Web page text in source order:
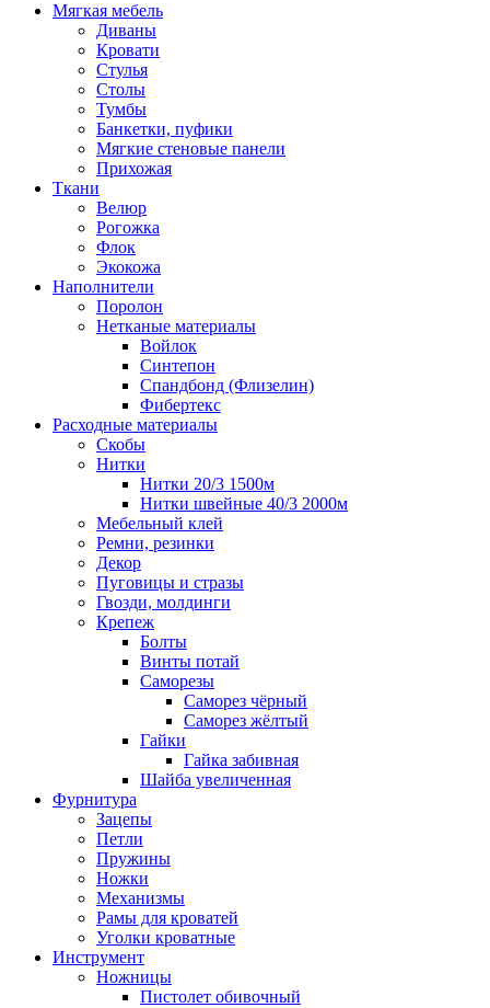
Мягкая мебель
Диваны
Кровати
Стулья
Столы
Тумбы
Банкетки, пуфики
Мягкие стеновые панели
Прихожая
Ткани
Велюр
Рогожка
Флок
Экокожа
Наполнители
Поролон
Нетканые материалы
Войлок
Синтепон
Спандбонд (Флизелин)
Фибертекс
Расходные материалы
Скобы
Нитки
Нитки 20/3 1500м
Нитки швейные 40/3 2000м
Мебельный клей
Ремни, резинки
Декор
Пуговицы и стразы
Гвозди, молдинги
Крепеж
Болты
Винты потай
Саморезы
Саморез чёрный
Саморез жёлтый
Гайки
Гайка забивная
Шайба увеличенная
Фурнитура
Зацепы
Петли
Пружины
Ножки
Механизмы
Рамы для кроватей
Уголки кроватные
Инструмент
Ножницы
Пистолет обивочный